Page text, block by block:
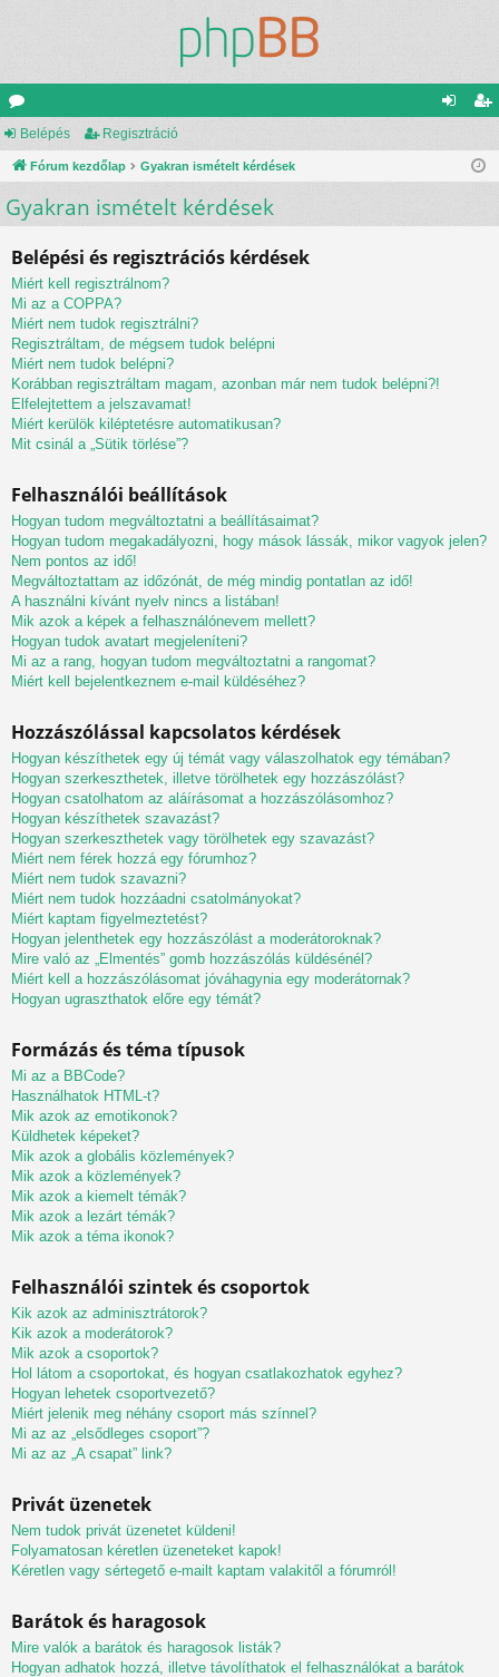
ór
u
m
is
Belépés Regisztráció
Fórum kezdőlap Gyakran ismételt kérdések
Gyakran ismételt kérdések
Belépési és regisztrációs kérdések
Miért kell regisztrálnom?
Mi az a COPPA?
Miért nem tudok regisztrálni?
Regisztráltam, de mégsem tudok belépni
Miért nem tudok belépni?
Korábban regisztráltam magam, azonban már nem tudok belépni?!
Elfelejtettem a jelszavamat!
Miért kerülök kiléptetésre automatikusan?
Mit csinál a „Sütik törlése”?
Felhasználói beállítások
Hogyan tudom megváltoztatni a beállításaimat?
Hogyan tudom megakadályozni, hogy mások lássák, mikor vagyok jelen?
Nem pontos az idő!
Megváltoztattam az időzónát, de még mindig pontatlan az idő!
A használni kívánt nyelv nincs a listában!
Mik azok a képek a felhasználónevem mellett?
Hogyan tudok avatart megjeleníteni?
Mi az a rang, hogyan tudom megváltoztatni a rangomat?
Miért kell bejelentkeznem e-mail küldéséhez?
Hozzászólással kapcsolatos kérdések
Hogyan készíthetek egy új témát vagy válaszolhatok egy témában?
Hogyan szerkeszthetek, illetve törölhetek egy hozzászólást?
Hogyan csatolhatom az aláírásomat a hozzászólásomhoz?
Hogyan készíthetek szavazást?
Hogyan szerkeszthetek vagy törölhetek egy szavazást?
Miért nem férek hozzá egy fórumhoz?
Miért nem tudok szavazni?
Miért nem tudok hozzáadni csatolmányokat?
Miért kaptam figyelmeztetést?
Hogyan jelenthetek egy hozzászólást a moderátoroknak?
Mire való az „Elmentés” gomb hozzászólás küldésénél?
Miért kell a hozzászólásomat jóváhagynia egy moderátornak?
Hogyan ugraszthatok előre egy témát?
Formázás és téma típusok
Mi az a BBCode?
Használhatok HTML-t?
Mik azok az emotikonok?
Küldhetek képeket?
Mik azok a globális közlemények?
Mik azok a közlemények?
Mik azok a kiemelt témák?
Mik azok a lezárt témák?
Mik azok a téma ikonok?
Felhasználói szintek és csoportok
Kik azok az adminisztrátorok?
Kik azok a moderátorok?
Mik azok a csoportok?
Hol látom a csoportokat, és hogyan csatlakozhatok egyhez?
Hogyan lehetek csoportvezető?
Miért jelenik meg néhány csoport más színnel?
Mi az az „elsődleges csoport”?
Mi az az „A csapat” link?
Privát üzenetek
Nem tudok privát üzenetet küldeni!
Folyamatosan kéretlen üzeneteket kapok!
Kéretlen vagy sértegető e-mailt kaptam valakitől a fórumról!
Barátok és haragosok
Mire valók a barátok és haragosok listák?
Hogyan adhatok hozzá, illetve távolíthatok el felhasználókat a barátok